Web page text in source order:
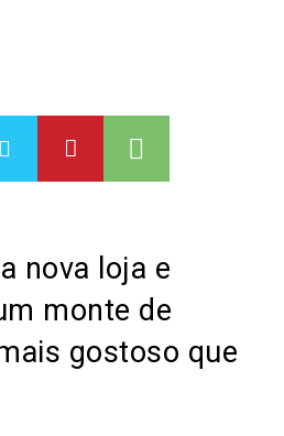
nova loja e
monte de
gostoso que